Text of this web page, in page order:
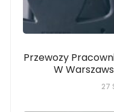
Przewozy
W
27